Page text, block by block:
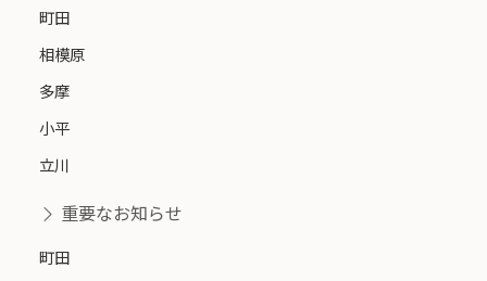
町田
相模原
多摩
小平
立川
重要なお知らせ
町田